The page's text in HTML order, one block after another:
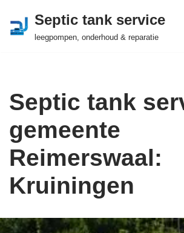
Ga
Septic tank service
leegpompen, onderhoud & reparatie
Septic tank
gemeente
Reimerswaal:
Kruiningen